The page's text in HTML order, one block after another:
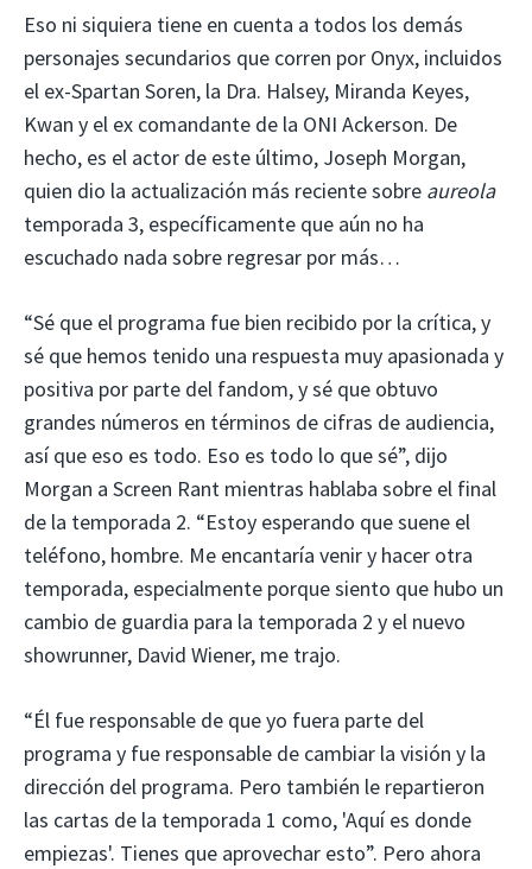
Eso ni siquiera tiene en cuenta a todos los demás
personajes secundarios que corren por Onyx, incluidos
el ex-Spartan Soren, la Dra. Halsey, Miranda Keyes,
Kwan y el ex comandante de la ONI Ackerson. De
hecho, es el actor de este último, Joseph Morgan,
quien dio la actualización más reciente sobre aureola
temporada 3, específicamente que aún no ha
escuchado nada sobre regresar por más…
“Sé que el programa fue bien recibido por la crítica, y
sé que hemos tenido una respuesta muy apasionada y
positiva por parte del fandom, y sé que obtuvo
grandes números en términos de cifras de audiencia,
así que eso es todo. Eso es todo lo que sé”, dijo
Morgan a Screen Rant mientras hablaba sobre el final
de la temporada 2. “Estoy esperando que suene el
teléfono, hombre. Me encantaría venir y hacer otra
temporada, especialmente porque siento que hubo un
cambio de guardia para la temporada 2 y el nuevo
showrunner, David Wiener, me trajo.
“Él fue responsable de que yo fuera parte del
programa y fue responsable de cambiar la visión y la
dirección del programa. Pero también le repartieron
las cartas de la temporada 1 como, 'Aquí es donde
empiezas'. Tienes que aprovechar esto”. Pero ahora